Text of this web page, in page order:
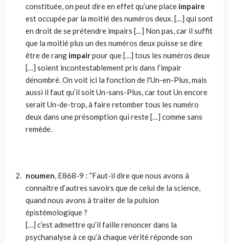
constituée, on peut dire en effet qu’une place impaire
est occu­pée par la moitié des numéros deux. […] qui sont
en droit de se prétendre impairs […] Non pas, car il suffit
que la moitié plus un des numéros deux puisse se dire
être de rang impairpour que […] tous les numéros deux
[…] soient incontestablement pris dans l’impair
dénombré. On voit ici la fonction de l’Un-en-Plus, mais
aussi il faut qu’il soit Un-sans-Plus, car tout Un encore
serait Un-de-trop, à faire retomber tous les numéro
deux dans une présomption qui reste […] comme sans
remède.
noumen, E868-9 : “Faut-il dire que nous avons à
connaître d’autres savoirs que de celui de la science,
quand nous avons à traiter de la pulsion
épistémologique ?
[…] c’est admettre qu’il faille renoncer dans la
psychanalyse à ce qu’à chaque vérité réponde son